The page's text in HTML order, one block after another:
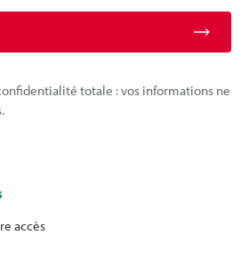
totale : vos informations ne
accès